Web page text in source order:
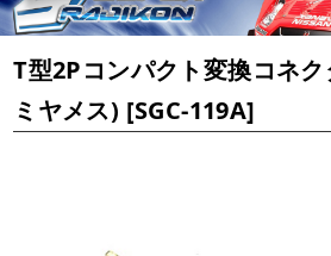
T型2Pコンパクト変換コネ
ミヤメス) [SGC-119A]